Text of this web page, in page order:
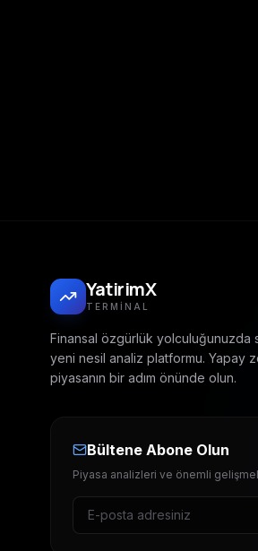
YatirimX
TERMINAL
Finansal özgürlük yolculuğunuzda
yeni nesil analiz platformu. Yapay
piyasanın bir adım önünde olun.
Bültene Abone Olun
Piyasa analizleri ve önemli